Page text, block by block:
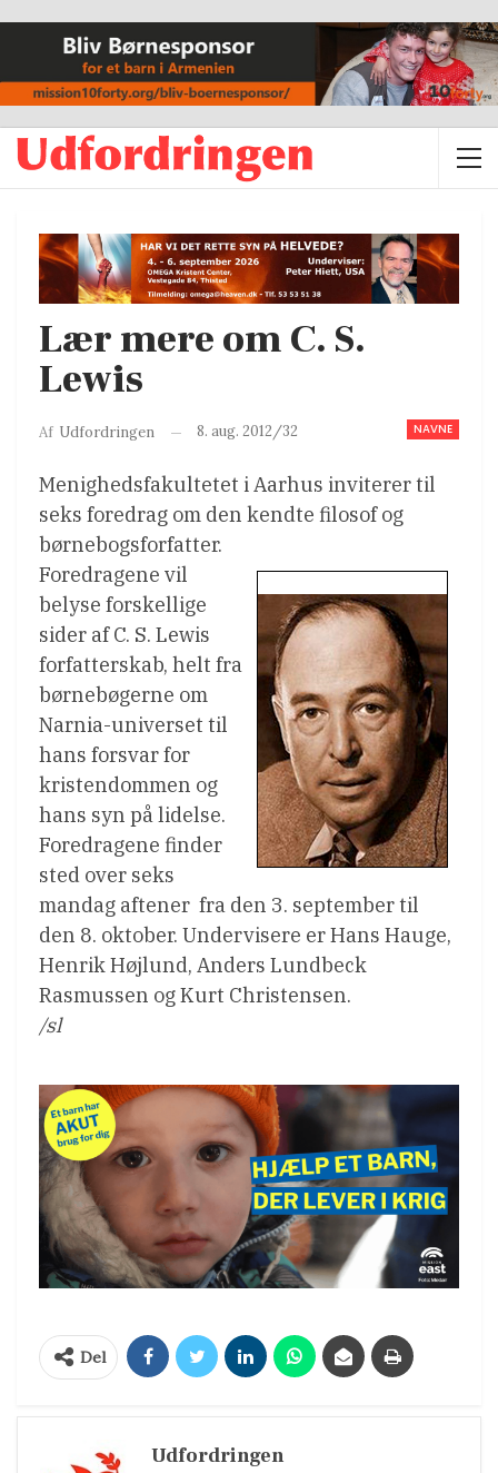
Lær mere om C. S.
Lewis
NAVNE
Af Udfordringen 8. aug. 2012/32
Menighedsfakultetet i Aarhus inviterer til
seks foredrag om den kendte filosof og
børnebogsforfatter.
Foredragene vil
belyse forskellige
sider af C. S. Lewis
forfatterskab, helt fra
børnebøgerne om
Narnia-universet til
hans forsvar for
kristendommen og
hans syn på lidelse.
Foredragene finder
sted over seks
mandag aftener  fra den 3. september til
den 8. oktober. Undervisere er Hans Hauge,
Henrik Højlund, Anders Lundbeck
Rasmussen og Kurt Christensen.
/sl
Del
Udfordringen